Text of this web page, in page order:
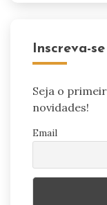
Inscreva-
Seja o
novidades!
Email